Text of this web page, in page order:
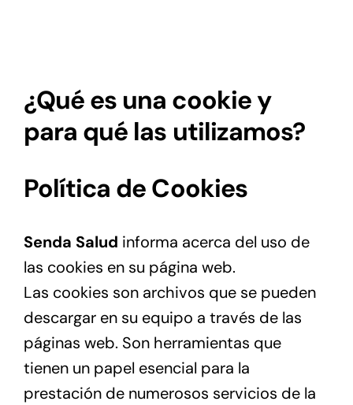
¿Qué es una cookie y
para qué las utilizamos?
Política de Cookies
Senda Salud informa acerca del uso de
las cookies en su página web.
Las cookies son archivos que se pueden
descargar en su equipo a través de las
páginas web. Son herramientas que
tienen un papel esencial para la
prestación de numerosos servicios de la